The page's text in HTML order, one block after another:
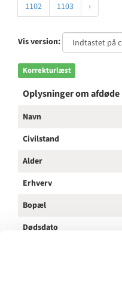
1102
1103 ›
Vis version:
Korrekturlæst
Oplysninger om afdøde
Navn
Civilstand
Alder
Erhverv
Bopæl
Dødsdato